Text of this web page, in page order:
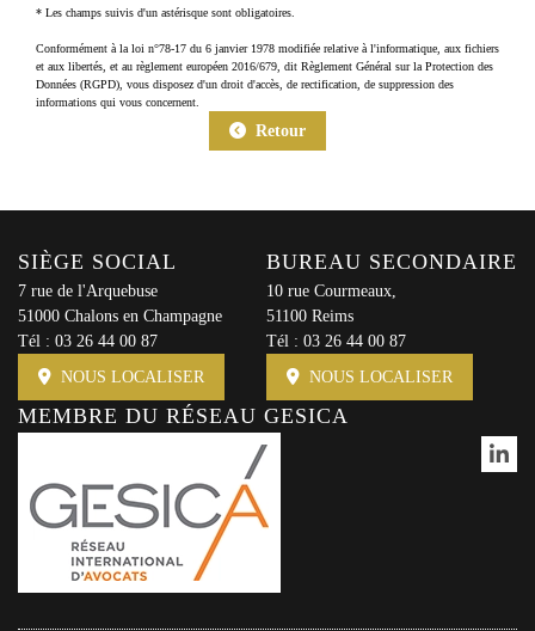
* Les champs suivis d'un astérisque sont obligatoires.
Conformément à la loi n°78-17 du 6 janvier 1978 modifiée relative à l'informatique, aux fichiers
et aux libertés, et au règlement européen 2016/679, dit Règlement Général sur la Protection des
Données (RGPD), vous disposez d'un droit d'accès, de rectification, de suppression des
informations qui vous concernent.
Retour
SIÈGE SOCIAL
7 rue de l'Arquebuse
51000 Chalons en Champagne
Tél : 03 26 44 00 87
NOUS LOCALISER
BUREAU SECONDAIRE
10 rue Courmeaux,
51100 Reims
Tél : 03 26 44 00 87
NOUS LOCALISER
MEMBRE DU RÉSEAU GESICA